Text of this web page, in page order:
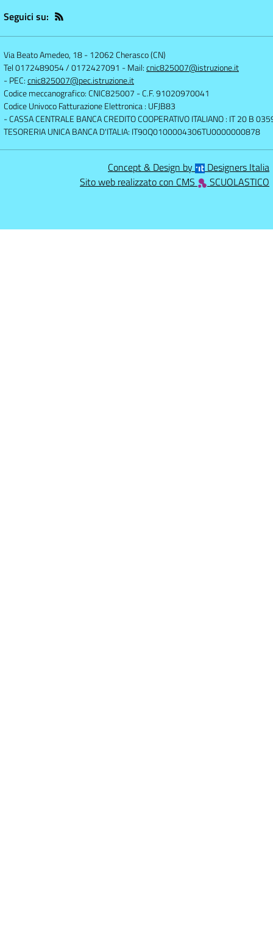
Seguici su:
Via Beato Amedeo, 18-12062 Cherasco (CN)
Tel 0172489054 / 0172427091 - Mail:cnic825007@istruzione.it
- PEC:cnic825007@pec.istruzione.it
Codice meccanografico: CNIC825007 - C.F. 91020970041
Codice Univoco Fatturazione Elettronica : UFJB83
- CASSA CENTRALE BANCA CREDITO COOPERATIVO ITALIANO : IT 20 B
TESORERIA UNICA BANCA D'ITALIA: IT90Q0100004306TU0000000878
Concept & Design by
Designers Italia
Sito web realizzato con CMS
SCUOLASTICO